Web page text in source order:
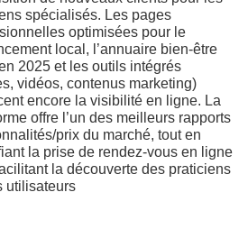
spécialisés. Les pages
optimisées pour le
local, l’annuaire bien‑être
2025 et les outils intégrés
vidéos, contenus marketing)
encore la visibilité en ligne. La
offre l’un des meilleurs rapports
prix du marché, tout en
la prise de rendez‑vous en ligne
la découverte des praticiens
utilisateurs